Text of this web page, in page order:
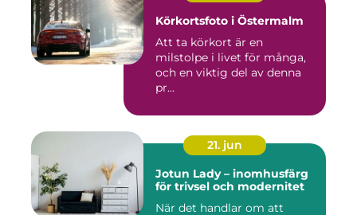
Körkortsfoto i Östermalm
Att ta körkort är en
milstolpe i livet för många,
och en viktig del av denna
pr...
21. jun
Jotun Lady – inomhusfärg
för trivsel och modernitet
När det handlar om att